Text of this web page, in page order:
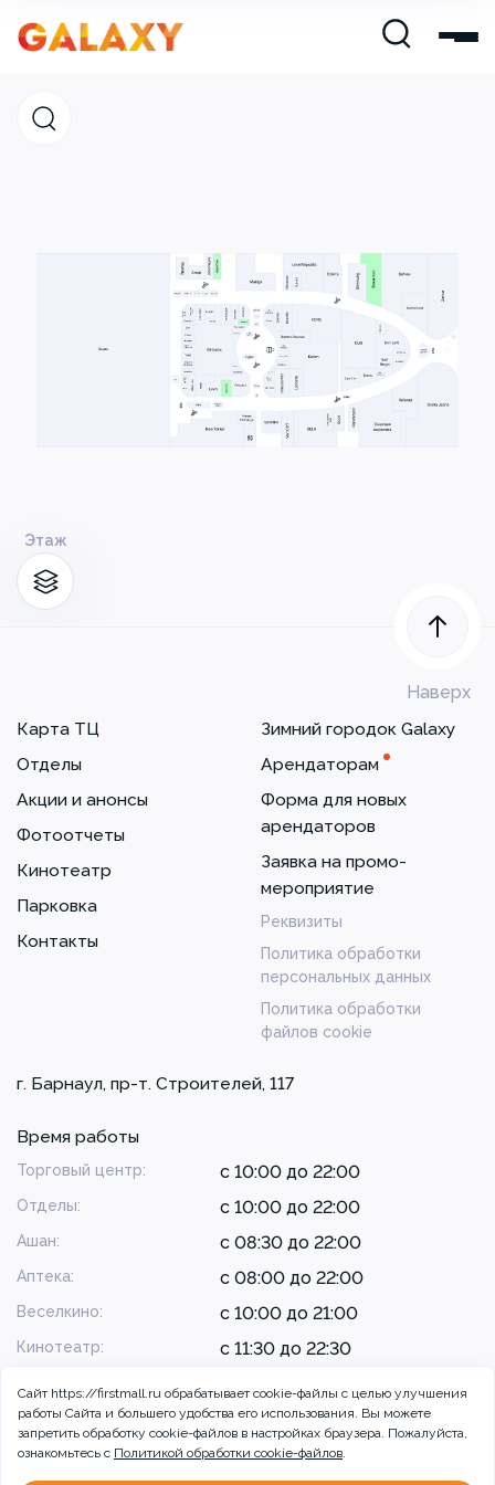
Развлечения и кино
Услуги и сервис
Свободная площадь
Этаж
Наверх
Карта ТЦ
Отделы
Акции и анонсы
Фотоотчеты
Кинотеатр
Парковка
Контакты
Зимний городок Galaxy
Арендаторам
Форма для новых
арендаторов
Заявка на промо-
мероприятие
Реквизиты
Политика обработки
персональных данных
Политика обработки
файлов cookie
г. Барнаул, пр-т. Строителей, 117
Время работы
Торговый центр: с 10:00 до 22:00
Отделы: с 10:00 до 22:00
Ашан: с 08:30 до 22:00
Аптека: с 08:00 до 22:00
Веселкино: с 10:00 до 21:00
Кинотеатр: с 11:30 до 22:30
Сайт https://firstmall.ru обрабатывает cookie-файлы с целью улучшения
работы Сайта и большего удобства его использования. Вы можете
запретить обработку сookie-файлов в настройках браузера. Пожалуйста,
ознакомьтесь с Политикой обработки cookie-файлов.